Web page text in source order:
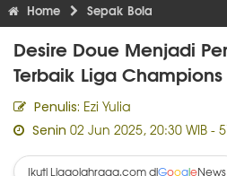
Home Sepak Bola
Desire Doue Menjadi
Terbaik Liga
Penulis: Ezi Yulia
Senin 02 Jun 2025, 20:30 WIB -
Ikuti Ligaolahraga.com diGoogleNews